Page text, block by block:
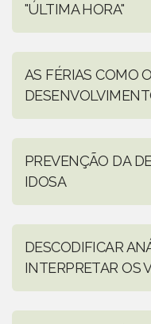
"ÚLTIMA HORA"
AS FÉRIAS COMO
PREVENÇÃO DA
IDOSA
DESCODIFICAR
INTERPRETAR OS